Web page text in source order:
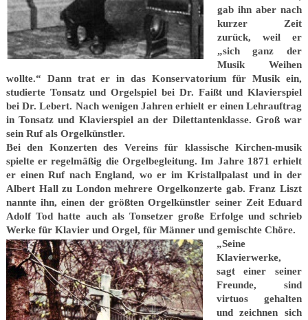
gab ihn aber nach
kurzer Zeit
zurück, weil er
„sich ganz der
Musik Weihen
wollte.“ Dann trat er in das Konservatorium für Musik ein,
studierte Tonsatz und Orgelspiel bei Dr. Faißt und Klavierspiel
bei Dr. Lebert. Nach wenigen Jahren erhielt er einen Lehrauftrag
in Tonsatz und Klavierspiel an der Dilettantenklasse. Groß war
sein Ruf als Orgelkünstler.
Bei den Konzerten des Vereins für klassische Kirchen-musik
spielte er regelmäßig die Orgelbegleitung. Im Jahre 1871 erhielt
er einen Ruf nach England, wo er im Kristallpalast und in der
Albert Hall zu London mehrere Orgelkonzerte gab. Franz Liszt
nannte ihn, einen der größten Orgelkünstler seiner Zeit Eduard
Adolf Tod hatte auch als Tonsetzer große Erfolge und schrieb
Werke für Klavier und Orgel, für Männer und gemischte Chöre.
„Seine
Klavierwerke,
sagt einer seiner
Freunde, sind
virtuos gehalten
und zeichnen sich